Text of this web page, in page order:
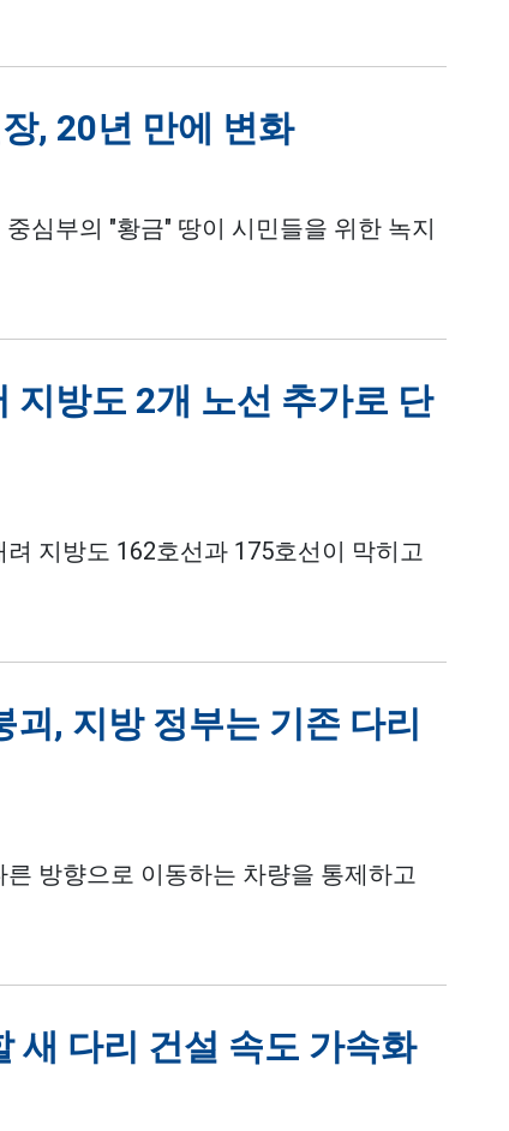
, 20년 만에 변화
중심부의 "황금" 땅이 시민들을 위한 녹지
지방도 2개 노선 추가로 단
지방도 162호선과 175호선이 막히고
, 지방 정부는 기존 다리
방향으로 이동하는 차량을 통제하고
새 다리 건설 속도 가속화